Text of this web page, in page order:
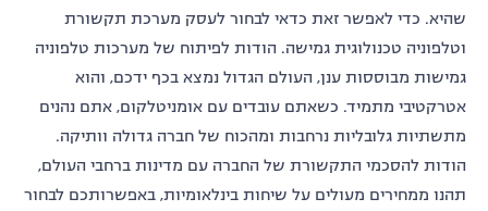
שהיא. כדי לאפשר זאת כדאי לבחור לעסק מערכת תקשורת
וטלפוניה טכנולוגית גמישה. הודות לפיתוח של מערכות טלפוניה
גמישות מבוססות ענן, העולם הגדול נמצא בכף ידכם, והוא
אטרקטיבי מתמיד. כשאתם עובדים עם אומניטלקום, אתם נהנים
מתשתיות גלובליות נרחבות ומהכוח של חברה גדולה וותיקה.
הודות להסכמי התקשורת של החברה עם מדינות ברחבי העולם,
תהנו ממחירים מעולים על שיחות בינלאומיות, באפשרותכם לבחור